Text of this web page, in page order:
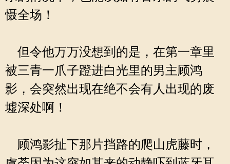
慑全场！
但令他万万没想到的是，在第一章里
被三青一爪子蹬进白光里的男主顾鸿
影，会突然出现在绝不会有人出现的废
墟深处啊！
顾鸿影扯下那片挡路的爬山虎藤时，